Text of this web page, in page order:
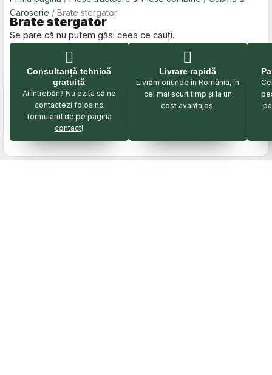
Caroserie / Brate stergator
Brate stergator
Se pare că nu putem găsi ceea ce cauți.
Consultanță tehnică
gratuită
Ai întrebări? Nu ezita să ne
contactezi folosind
formularul de pe pagina
contact!
Livrare rapidă
Livrăm oriunde în România, în
cel mai scurt timp și la un
cost avantajos.